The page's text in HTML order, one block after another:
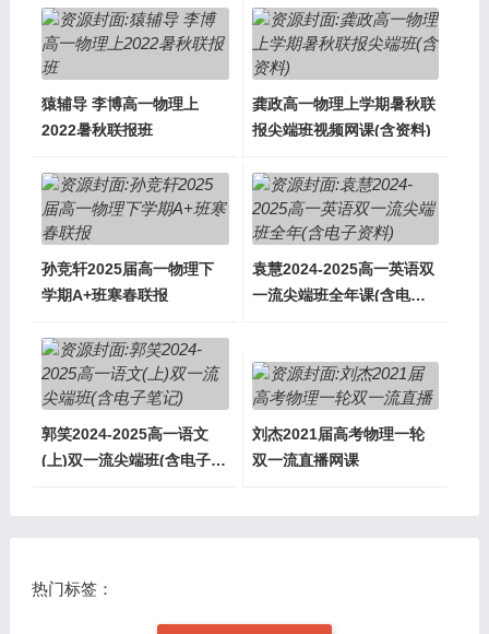
猿辅导 李博高一物理上
2022暑秋联报班
龚政高一物理上学期暑秋联
报尖端班视频网课(含资料)
孙竞轩2025届高一物理下
学期A+班寒春联报
袁慧2024-2025高一英语双
一流尖端班全年课(含电子
郭笑2024-2025高一语文
(上)双一流尖端班(含电子笔
刘杰2021届高考物理一轮
双一流直播网课
热门标签：